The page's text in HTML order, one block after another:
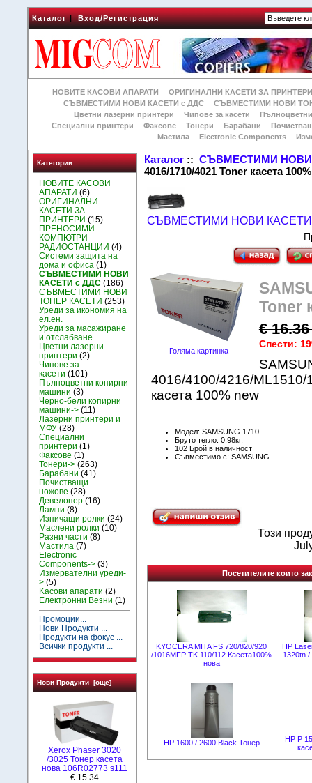
Каталог|Вход/Регистрация
НОВИТЕ КАСОВИ АПАРАТИ
ОРИГИНАЛНИ КАСЕТИ ЗА
СЪВМЕСТИМИ НОВИ КАСЕТИ с ДДС
СЪВМЕСТИМИ НОВИ
Цветни лазерни принтери
Чипове за касети
Специални принтери
Факсове Тонери Барабани
Мастила
Electronic Components
Категории
НОВИТЕ КАСОВИ
АПАРАТИ (6)
ОРИГИНАЛНИ
КАСЕТИ ЗА
ПРИНТЕРИ (15)
ПРЕНОСИМИ
КОМПЮТРИ
РАДИОСТАНЦИИ (4)
Системи защита на
дома и офиса (1)
СЪВМЕСТИМИ НОВИ
КАСЕТИ с ДДС (186)
СЪВМЕСТИМИ НОВИ
ТОНЕР КАСЕТИ (253)
Уреди за икономия на
ел.ен.
Уреди за масажиране
и отслабване
Цветни лазерни
принтери (2)
Чипове за
касети (101)
Пълноцветни копирни
машини (3)
Черно-бели копирни
машини-> (11)
Лазерни принтери и
МФУ (28)
Специални
принтери (1)
Факсове (1)
Тонери-> (263)
Барабани (41)
Почистващи
ножове (28)
Девелопер (16)
Лампи (8)
Изпичащи ролки (24)
Маслени ролки (10)
Разни части (8)
Мастила (7)
Electronic
Components-> (3)
Измервателни уреди-
> (5)
Kасови апарати (2)
Електронни Везни (1)
Промоции...
Нови Продукти ...
Продукти на фокус ...
Всички продукти ...
Нови Продукти [още]
Xerox Phaser 3020
/3025 Тонер касета
нова 106R02773 s111
€ 15.34
Каталог ::СЪВМЕСТИМИ НОВИ
4016/1710/4021 Toner касета
СЪВМЕСТИМИ НОВИ КАСЕТИ
Голяма картинка
Toner
€
Спести:
4016/4100/4216/ML1510/
касета 100% new
Модел: SAMSUNG 1710
Бруто тегло: 0.98кг.
102 Брой в наличност
Съвместимо с: SAMSUNG
Този
Посетителите които
KYOCERA MITA FS 720/820/920
/1016MFP TK 110/112 Касета100%
нова
НР
1320tn
HР 1600 / 2600 Black Тонер
HP P